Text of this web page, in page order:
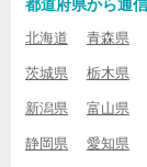
都道府県から通
北海道 青森県
茨城県 栃木県
新潟県 富山県
静岡県 愛知県